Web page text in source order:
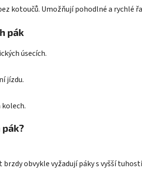
kotoučů. Umožňují pohodlné a rychlé
pák
úsecích.
jízdu.
obvykle vyžadují páky s vyšší